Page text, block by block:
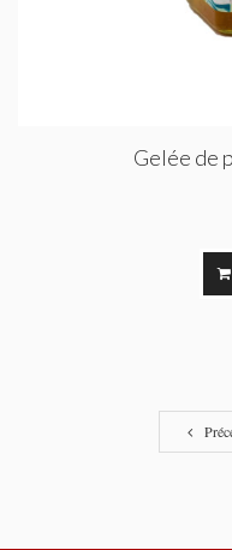
Gelée de